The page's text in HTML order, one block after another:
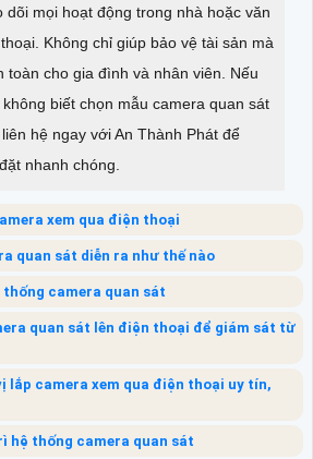
dõi mọi hoạt động trong nhà hoặc văn
Không chỉ giúp bảo vệ tài sản mà
toàn cho gia đình và nhân viên. Nếu
biết chọn mẫu camera quan sát
hệ ngay với An Thành Phát để
nhanh chóng.
xem qua điện thoại
quan sát diễn ra như thế nào
camera quan sát
quan sát lên điện thoại để giám sát từ
lắp camera xem qua điện thoại uy tín,
hệ thống camera quan sát